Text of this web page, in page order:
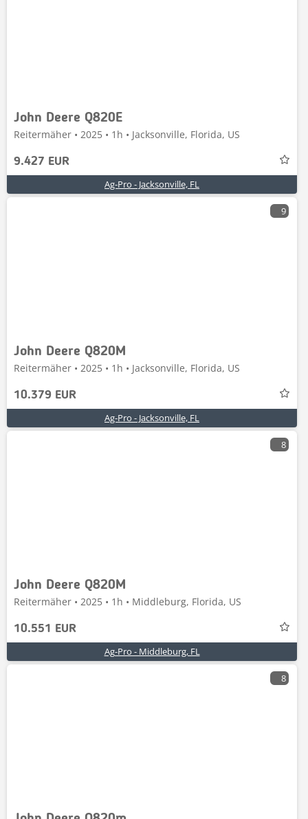
John Deere Q820E
Reitermäher • 2025 • 1h • Jacksonville, Florida, US
9.427 EUR
Ag-Pro - Jacksonville, FL
9
John Deere Q820M
Reitermäher • 2025 • 1h • Jacksonville, Florida, US
10.379 EUR
Ag-Pro - Jacksonville, FL
8
John Deere Q820M
Reitermäher • 2025 • 1h • Middleburg, Florida, US
10.551 EUR
Ag-Pro - Middleburg, FL
8